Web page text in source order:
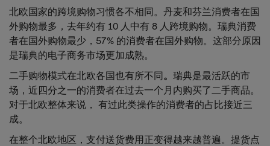
北欧国家的跨境购物习惯各不相同。丹麦和芬兰消费者在国
外购物最多，去年约有 10 人中有 8 人跨境购物。瑞典消费
者在国外购物最少，57% 的消费者在国外购物。这部分原因
是瑞典的电子商务市场更加成熟。
二手购物模式在北欧各国也有所不同 。 瑞典是最活跃的市
场，近四分之一的消费者在过去一个月内购买了二手商品。
对于北欧整体来说， 有过此类操作的消费者的占比接近三
成。
在整个北欧地区，支付送货费用正变得越来越普遍。提货点